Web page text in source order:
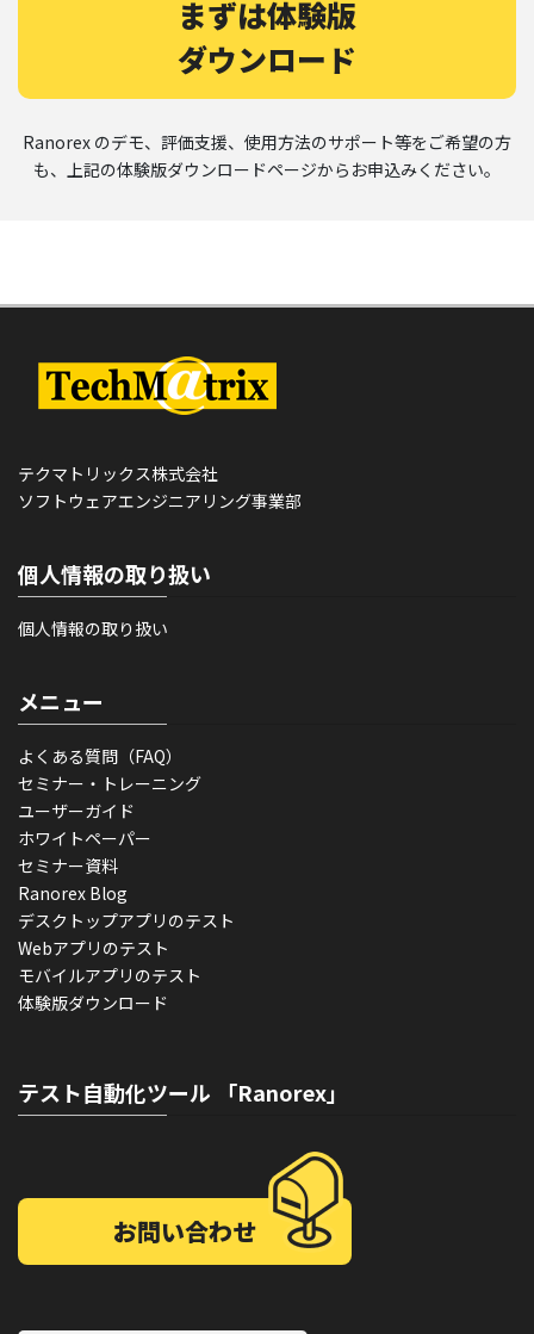
まずは体験版
ダウンロード
Ranorex のデモ、評価支援、使用方法のサポート等をご希望の方
も、上記の体験版ダウンロードページからお申込みください。
テクマトリックス株式会社
ソフトウェアエンジニアリング事業部
個人情報の取り扱い
個人情報の取り扱い
メニュー
よくある質問（FAQ）
セミナー・トレーニング
ユーザーガイド
ホワイトペーパー
セミナー資料
Ranorex Blog
デスクトップアプリのテスト
Webアプリのテスト
モバイルアプリのテスト
体験版ダウンロード
テスト自動化ツール 「Ranorex」
お問い合わせ